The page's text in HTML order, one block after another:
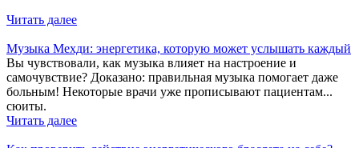
Читать далее
Музыка Мехди: энергетика, которую может услышать каждый
Вы чувствовали, как музыка влияет на настроение и
самочувствие? Доказано: правильная музыка помогает даже
больным! Некоторые врачи уже прописывают пациентам...
сюиты.
Читать далее